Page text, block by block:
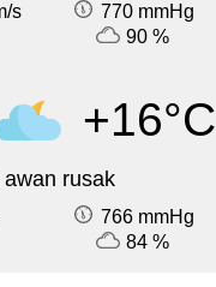
s
770 mmHg
90 %
+16°C
awan rusak
766 mmHg
84 %